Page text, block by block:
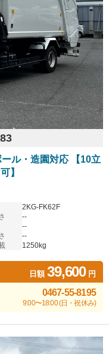
ル・造園対応 【10立
】
2KG-FK62F
--
--
--
1250kg
日額39,600円
0467-55-8195
9:00〜18:00 (日・祝休み)